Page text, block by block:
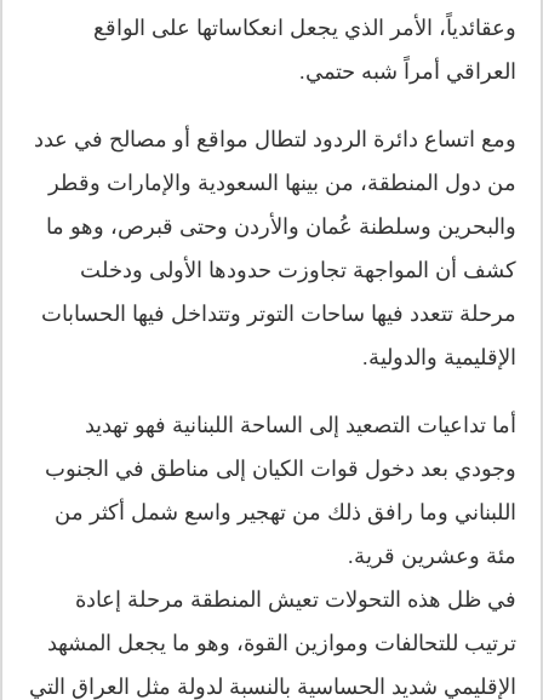
وعقائدياً، الأمر الذي يجعل انعكاساتها على الواقع
العراقي أمراً شبه حتمي.
ومع اتساع دائرة الردود لتطال مواقع أو مصالح في عدد
من دول المنطقة، من بينها السعودية والإمارات وقطر
والبحرين وسلطنة عُمان والأردن وحتى قبرص، وهو ما
كشف أن المواجهة تجاوزت حدودها الأولى ودخلت
مرحلة تتعدد فيها ساحات التوتر وتتداخل فيها الحسابات
الإقليمية والدولية.
أما تداعيات التصعيد إلى الساحة اللبنانية فهو تهديد
وجودي بعد دخول قوات الكيان إلى مناطق في الجنوب
اللبناني وما رافق ذلك من تهجير واسع شمل أكثر من
مئة وعشرين قرية.
في ظل هذه التحولات تعيش المنطقة مرحلة إعادة
ترتيب للتحالفات وموازين القوة، وهو ما يجعل المشهد
الإقليمي شديد الحساسية بالنسبة لدولة مثل العراق التي